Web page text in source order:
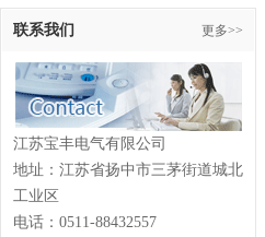
联系我们 更多>>
江苏宝丰电气有限公司
地址：江苏省扬中市三茅街道城北
工业区
电话：0511-88432557